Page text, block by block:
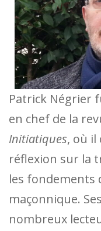
Patrick Négrier
en chef de la
Initiatiques, où
réflexion sur la
les fondements
maçonnique.
nombreux